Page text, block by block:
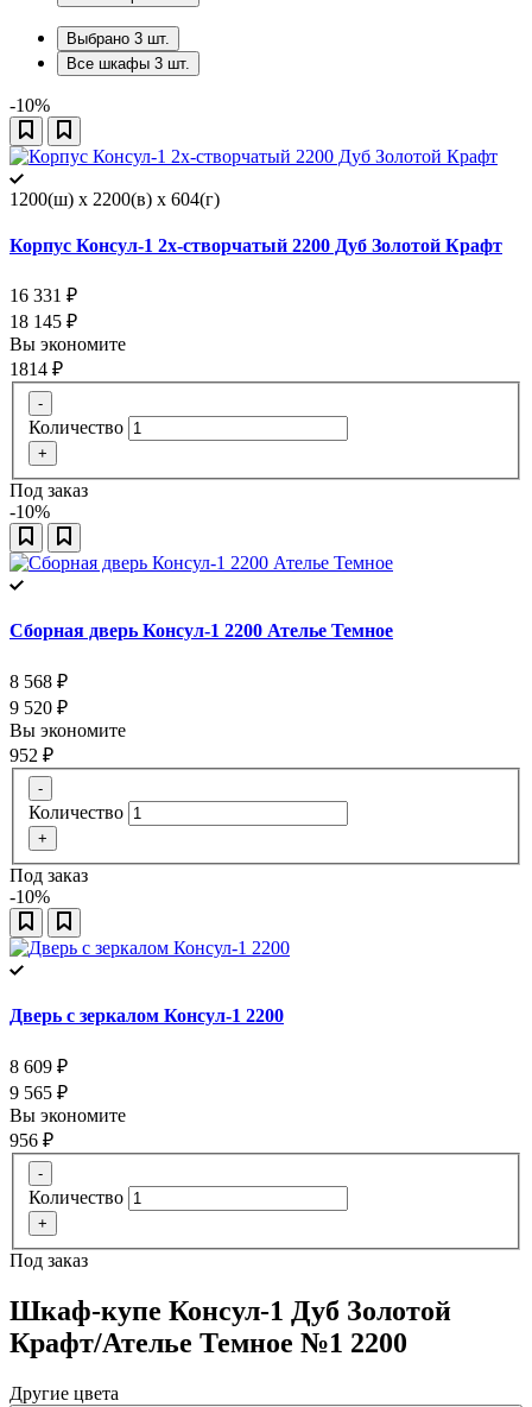
Выбрано 3 шт.
Все шкафы 3 шт.
-10%
1200(ш) x 2200(в) x 604(г)
Корпус Консул-1 2х-створчатый 2200 Дуб Золотой Крафт
16 331 ₽
18 145 ₽
Вы экономите
1814 ₽
-
Количество
+
Под заказ
-10%
Сборная дверь Консул-1 2200 Ателье Темное
8 568 ₽
9 520 ₽
Вы экономите
952 ₽
-
Количество
+
Под заказ
-10%
Дверь с зеркалом Консул-1 2200
8 609 ₽
9 565 ₽
Вы экономите
956 ₽
-
Количество
+
Под заказ
Шкаф-купе Консул-1 Дуб Золотой
Крафт/Ателье Темное №1 2200
Другие цвета